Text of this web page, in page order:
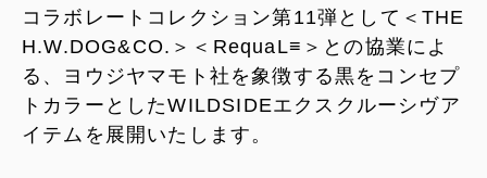
コラボレートコレクション第11弾として＜THE
H.W.DOG&CO.＞＜RequaL≡＞との協業によ
る、ヨウジヤマモト社を象徴する黒をコンセプ
トカラーとしたWILDSIDEエクスクルーシヴア
イテムを展開いたします。